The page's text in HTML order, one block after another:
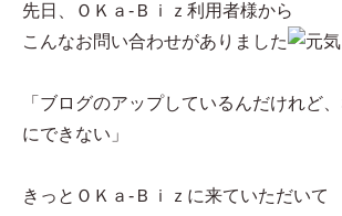
先日、ＯＫａ-Ｂｉｚ利用者様から
こんなお問い合わせがありました
「ブログのアップしているんだけれど
にできない」
きっとＯＫａ-Ｂｉｚに来ていただいて